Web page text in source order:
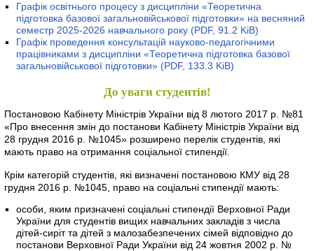
Графік освітнього процесу з дисципліни «Теоретична
підготовка базової загальновійськової підготовки» на весняний
семестр 2025-2026 навчального року (PDF, 91.2 KiB)
Графік проведення консультацій науково-педагогічними
працівниками з дисципліни «Теоретична підготовка базової
загальновійськової підготовки» (PDF, 133.3 KiB)
До уваги студентів!
Постановою Кабінету Міністрів України від 8 лютого 2017 р. №81
«Про внесення змін до постанови Кабінету Міністрів України від
28 грудня 2016 р. №1045» розширено перелік студентів, які
мають право на отримання соціальної стипендії.
Крім категорій студентів, які визначені постановою КМУ від 28
грудня 2016 р. №1045, право на соціальні стипендії мають:
особи, яким призначені соціальні стипендії Верховної Ради
України для студентів вищих навчальних закладів з числа
дітей-сиріт та дітей з малозабезпечених сімей відповідно до
постанови Верховної Ради України від 24 жовтня 2002 р. №